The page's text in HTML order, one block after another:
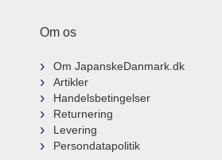
Om os
Om JapanskeDanmark.dk
Artikler
Handelsbetingelser
Returnering
Levering
Persondatapolitik